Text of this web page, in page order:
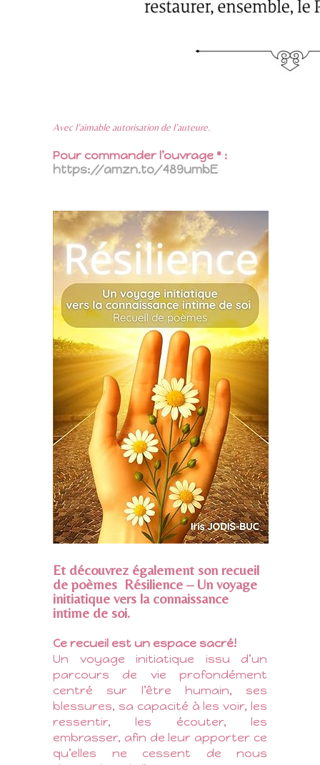
Avec l’aimable autorisation de l’auteure.
Pour commander l’ouvrage * :
https://amzn.to/489umbE
Et découvrez également son recueil
de poèmes Résilience – Un voyage
initiatique vers la connaissance
intime de soi.
Ce recueil est un espace sacré!
Un voyage initiatique issu d’un
parcours de vie profondément
centré sur l’être humain, ses
blessures, sa capacité à les voir, les
ressentir, les écouter, les
embrasser, afin de leur apporter ce
qu’elles ne cessent de nous